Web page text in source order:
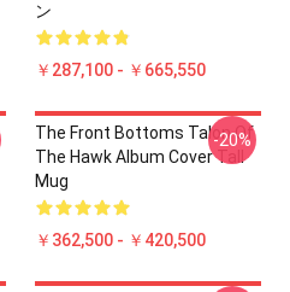
ン
￥287,100 - ￥665,550
The Front Bottoms Talon Of
The Hawk Album Cover Tall
Mug
￥362,500 - ￥420,500
-20%